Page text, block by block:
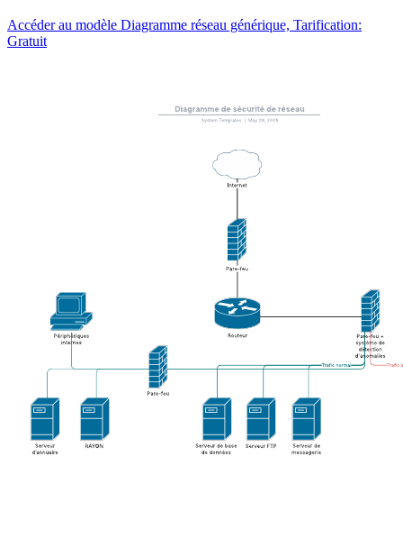
Accéder au modèle Diagramme réseau générique, Tarification:
Gratuit